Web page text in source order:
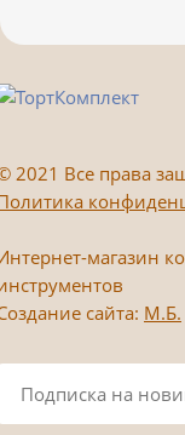
2021 Все права
магазин
сайта: М.Б.